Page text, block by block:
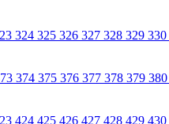
324 325 326 327 328 329 330
374 375 376 377 378 379 380
424 425 426 427 428 429 430